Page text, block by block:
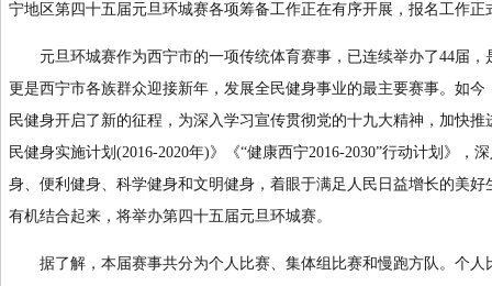
宁地区第四十五届元旦环城赛各项筹备工作正在有序开展，报名工作正
元旦环城赛作为西宁市的一项传统体育赛事，已连续举办了44届，
更是西宁市各族群众迎接新年，发展全民健身事业的最主要赛事。如
民健身开启了新的征程，为深入学习宣传贯彻党的十九大精神，加快
民健身实施计划(2016-2020年)》《“健康西宁2016-2030”行动计划》，
身、便利健身、科学健身和文明健身，着眼于满足人民日益增长的美
有机结合起来，将举办第四十五届元旦环城赛。
据了解，本届赛事共分为个人比赛、集体组比赛和慢跑方队。个人